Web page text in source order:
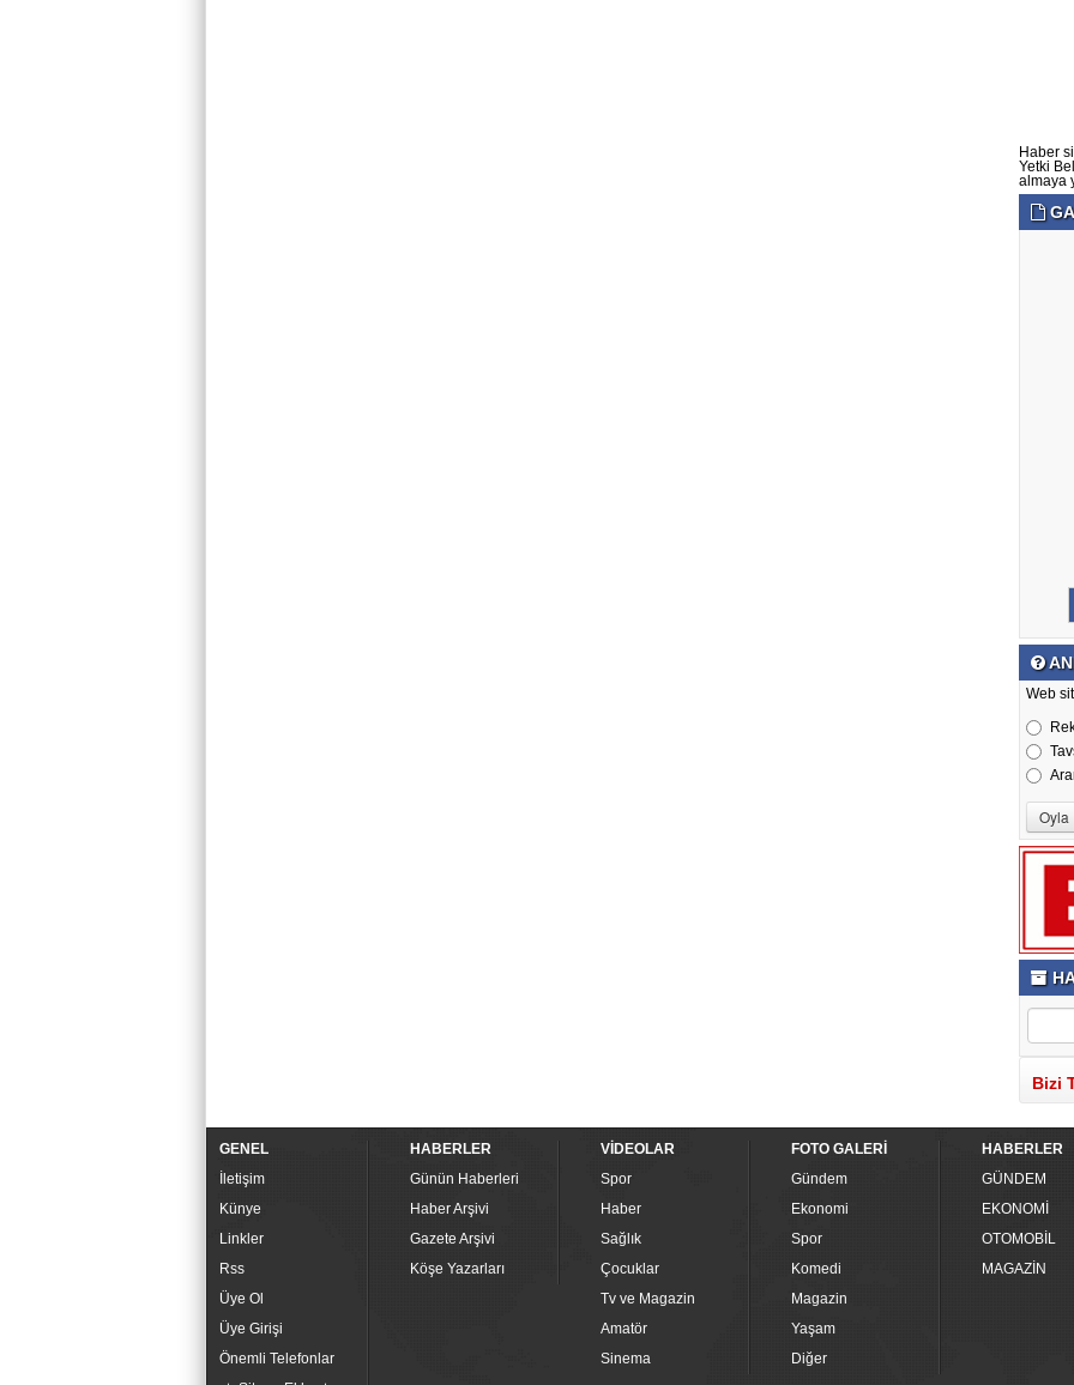
Haber
Yetki
almaya
Web
Bizi
GENEL
İletişim
Künye
Linkler
Rss
Üye Ol
Üye Girişi
Önemli Telefonlar
HABERLER
Günün Haberleri
Haber Arşivi
Gazete Arşivi
Köşe Yazarları
VİDEOLAR
Spor
Haber
Sağlık
Çocuklar
Tv ve Magazin
Amatör
Sinema
FOTO GALERİ
Gündem
Ekonomi
Spor
Komedi
Magazin
Yaşam
Diğer
HABERLER
GÜNDEM
EKONOMİ
OTOMOBİL
MAGAZİN